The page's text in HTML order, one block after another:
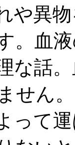
や異
。血
な話
せん
って